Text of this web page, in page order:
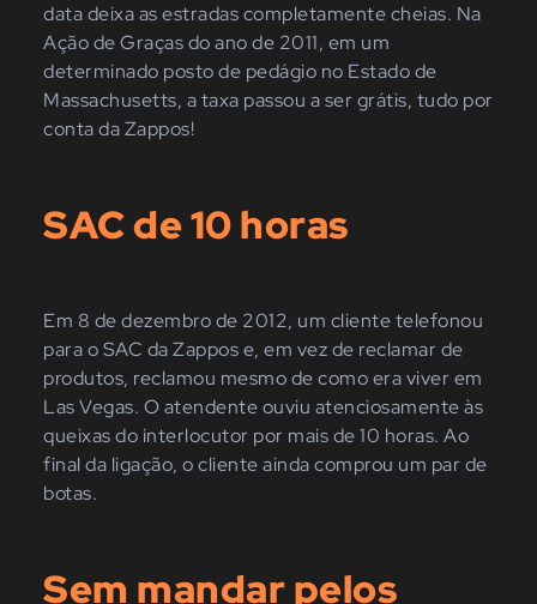
data deixa as estradas completamente cheias. Na
Ação de Graças do ano de 2011, em um
determinado posto de pedágio no Estado de
Massachusetts, a taxa passou a ser grátis, tudo por
conta da Zappos!
SAC de 10 horas
Em 8 de dezembro de 2012, um cliente telefonou
para o SAC da Zappos e, em vez de reclamar de
produtos, reclamou mesmo de como era viver em
Las Vegas. O atendente ouviu atenciosamente às
queixas do interlocutor por mais de 10 horas. Ao
final da ligação, o cliente ainda comprou um par de
botas.
Sem mandar pelos